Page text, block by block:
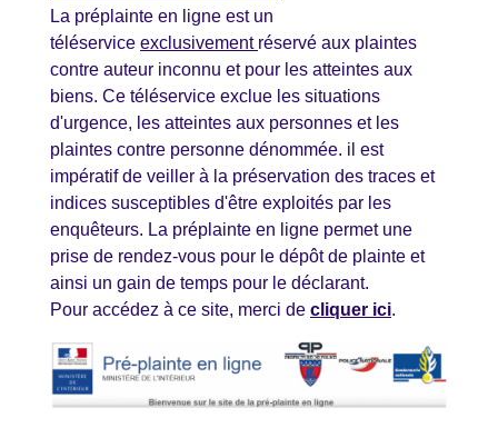
La préplainte en ligne est un
téléservice exclusivement réservé aux plaintes
contre auteur inconnu et pour les atteintes aux
biens. Ce téléservice exclue les situations
d'urgence, les atteintes aux personnes et les
plaintes contre personne dénommée. il est
impératif de veiller à la préservation des traces et
indices susceptibles d'être exploités par les
enquêteurs. La préplainte en ligne permet une
prise de rendez-vous pour le dépôt de plainte et
ainsi un gain de temps pour le déclarant.
Pour accédez à ce site, merci de cliquer ici.